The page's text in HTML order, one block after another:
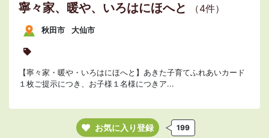
寧々家、暖や、いろはにほへと （4件）
秋田市 大仙市
【寧々家・暖や・いろはにほへと】あきた子育てふれあいカード
１枚ご提示につき、お子様１名様につきア...
お気に入り登録 199